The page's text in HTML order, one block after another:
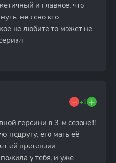
и главное, что
не ясно кто
не любите то может не
+1
героини в 3-м сезоне!!!
подругу, его мать её
ей претензии
у тебя, и уже